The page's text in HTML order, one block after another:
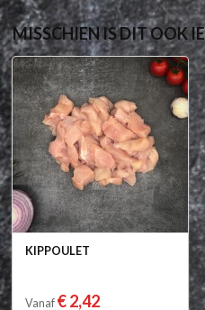
MISSCHIEN IS DIT OOK
KIPPOULET
Vanaf € 2,42